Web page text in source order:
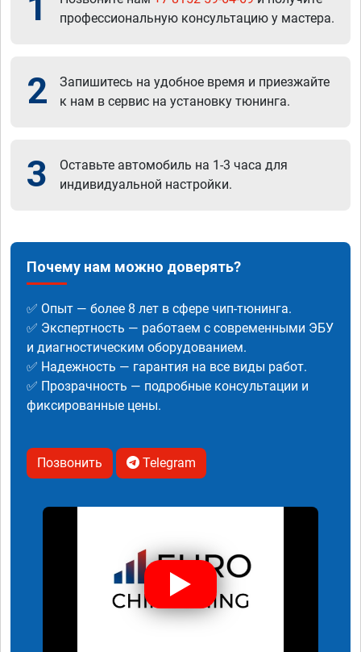
профессиональную консультацию у мастера.
2
Запишитесь на удобное время и приезжайте
к нам в сервис на установку тюнинга.
3
Оставьте автомобиль на 1-3 часа для
индивидуальной настройки.
Почему нам можно доверять?
✅ Опыт — более 8 лет в сфере чип-тюнинга.
✅ Экспертность — работаем с современными ЭБУ
и диагностическим оборудованием.
✅ Надежность — гарантия на все виды работ.
✅ Прозрачность — подробные консультации и
фиксированные цены.
Позвонить Telegram